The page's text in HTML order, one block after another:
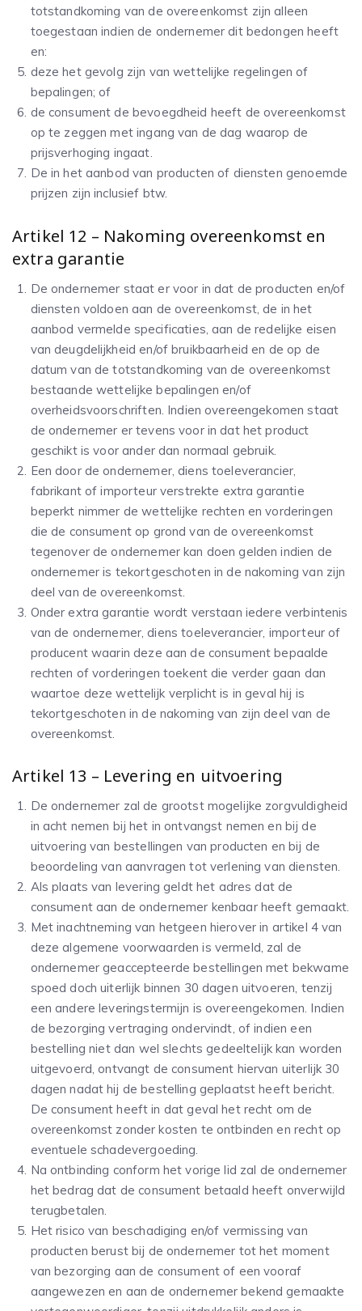
totstandkoming van de overeenkomst zijn alleen
toegestaan indien de ondernemer dit bedongen heeft
en:
deze het gevolg zijn van wettelijke regelingen of
bepalingen; of
de consument de bevoegdheid heeft de overeenkomst
op te zeggen met ingang van de dag waarop de
prijsverhoging ingaat.
De in het aanbod van producten of diensten genoemde
prijzen zijn inclusief btw.
Artikel 12 – Nakoming overeenkomst en
extra garantie
De ondernemer staat er voor in dat de producten en/of
diensten voldoen aan de overeenkomst, de in het
aanbod vermelde specificaties, aan de redelijke eisen
van deugdelijkheid en/of bruikbaarheid en de op de
datum van de totstandkoming van de overeenkomst
bestaande wettelijke bepalingen en/of
overheidsvoorschriften. Indien overeengekomen staat
de ondernemer er tevens voor in dat het product
geschikt is voor ander dan normaal gebruik.
Een door de ondernemer, diens toeleverancier,
fabrikant of importeur verstrekte extra garantie
beperkt nimmer de wettelijke rechten en vorderingen
die de consument op grond van de overeenkomst
tegenover de ondernemer kan doen gelden indien de
ondernemer is tekortgeschoten in de nakoming van zijn
deel van de overeenkomst.
Onder extra garantie wordt verstaan iedere verbintenis
van de ondernemer, diens toeleverancier, importeur of
producent waarin deze aan de consument bepaalde
rechten of vorderingen toekent die verder gaan dan
waartoe deze wettelijk verplicht is in geval hij is
tekortgeschoten in de nakoming van zijn deel van de
overeenkomst.
Artikel 13 – Levering en uitvoering
De ondernemer zal de grootst mogelijke zorgvuldigheid
in acht nemen bij het in ontvangst nemen en bij de
uitvoering van bestellingen van producten en bij de
beoordeling van aanvragen tot verlening van diensten.
Als plaats van levering geldt het adres dat de
consument aan de ondernemer kenbaar heeft gemaakt.
Met inachtneming van hetgeen hierover in artikel 4 van
deze algemene voorwaarden is vermeld, zal de
ondernemer geaccepteerde bestellingen met bekwame
spoed doch uiterlijk binnen 30 dagen uitvoeren, tenzij
een andere leveringstermijn is overeengekomen. Indien
de bezorging vertraging ondervindt, of indien een
bestelling niet dan wel slechts gedeeltelijk kan worden
uitgevoerd, ontvangt de consument hiervan uiterlijk 30
dagen nadat hij de bestelling geplaatst heeft bericht.
De consument heeft in dat geval het recht om de
overeenkomst zonder kosten te ontbinden en recht op
eventuele schadevergoeding.
Na ontbinding conform het vorige lid zal de ondernemer
het bedrag dat de consument betaald heeft onverwijld
terugbetalen.
Het risico van beschadiging en/of vermissing van
producten berust bij de ondernemer tot het moment
van bezorging aan de consument of een vooraf
aangewezen en aan de ondernemer bekend gemaakte